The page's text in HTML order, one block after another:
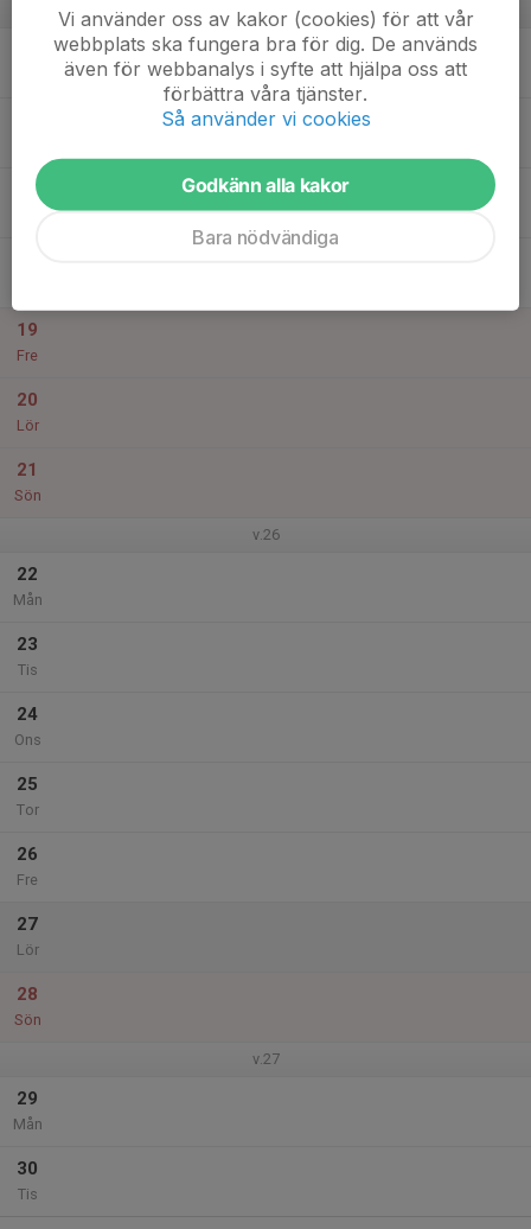
v.25
17
19
Fre
20
Lör
21
Sön
v.26
22
Mån
23
Tis
24
Ons
25
Tor
26
Fre
27
Lör
28
Sön
v.27
29
Mån
30
Tis
Vi använder oss av kakor (cookies) för att vår
webbplats ska fungera bra för dig. De används
även för webbanalys i syfte att hjälpa oss att
förbättra våra tjänster.
Så använder vi cookies
Godkänn alla kakor
Bara nödvändiga